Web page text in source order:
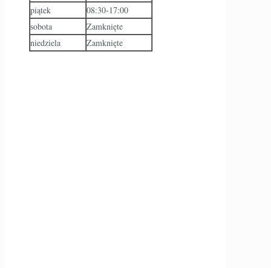
piątek
08:30-17:00
sobota
Zamknięte
niedziela
Zamknięte